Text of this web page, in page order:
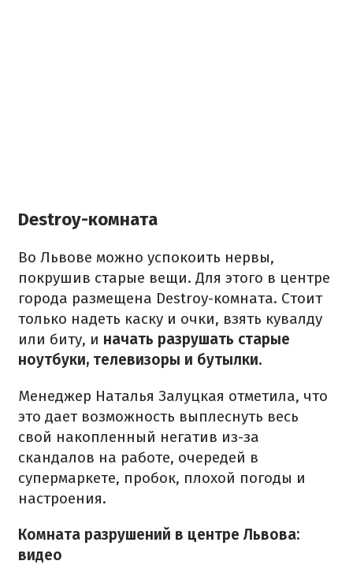
Destroy-комната
Во Львове можно успокоить нервы,
покрушив старые вещи. Для этого в центре
города размещена Destroy-комната. Стоит
только надеть каску и очки, взять кувалду
или биту, и начать разрушать старые
ноутбуки, телевизоры и бутылки.
Менеджер Наталья Залуцкая отметила, что
это дает возможность выплеснуть весь
свой накопленный негатив из-за
скандалов на работе, очередей в
супермаркете, пробок, плохой погоды и
настроения.
Комната разрушений в центре Львова:
видео